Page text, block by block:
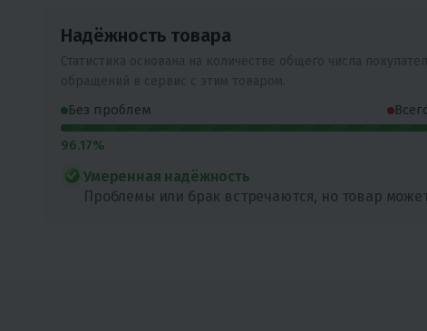
Надёжность товара
Без проблем
96.17%
Умеренная надёжность
Проблемы или брак встречаются, но товар